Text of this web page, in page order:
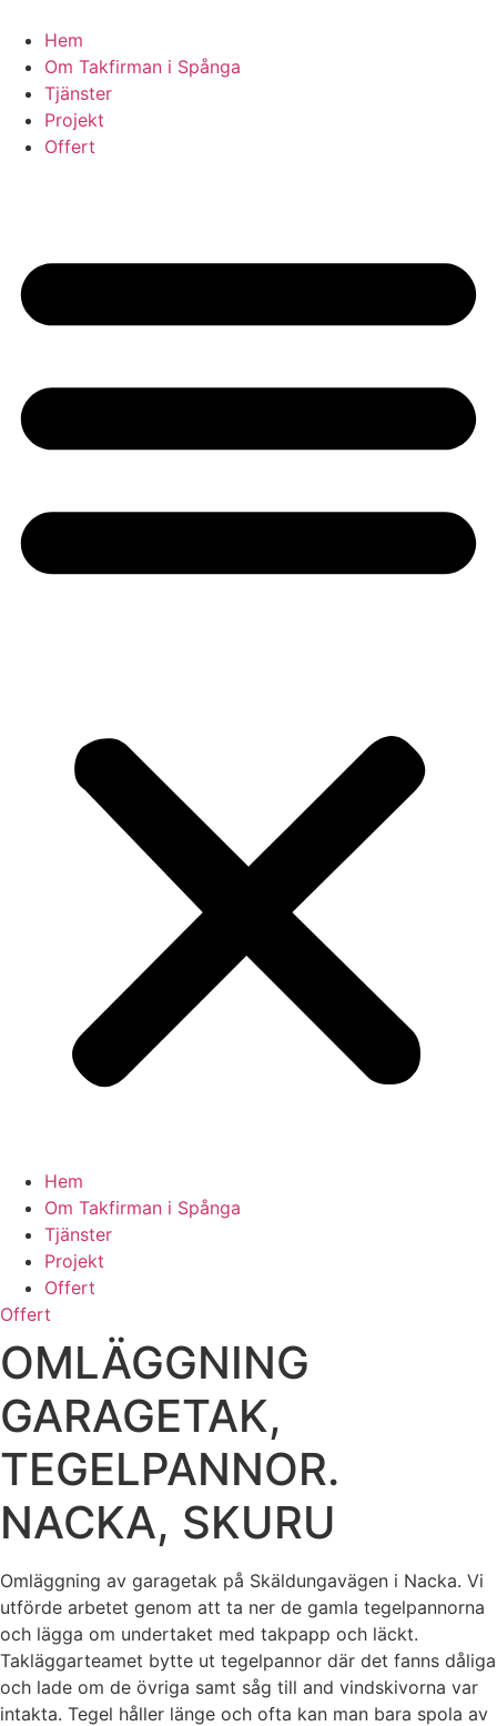
content
Hem
Om Takfirman i Spånga
Tjänster
Projekt
Offert
Hem
Om Takfirman i Spånga
Tjänster
Projekt
Offert
Offert
OMLÄGGNING
GARAGETAK,
TEGELPANNOR.
NACKA, SKURU
Omläggning av garagetak på Skäldungavägen i Nacka. Vi
utförde arbetet genom att ta ner de gamla tegelpannorna
och lägga om undertaket med takpapp och läckt.
Takläggarteamet bytte ut tegelpannor där det fanns dåliga
och lade om de övriga samt såg till and vindskivorna var
intakta. Tegel håller länge och ofta kan man bara spola av